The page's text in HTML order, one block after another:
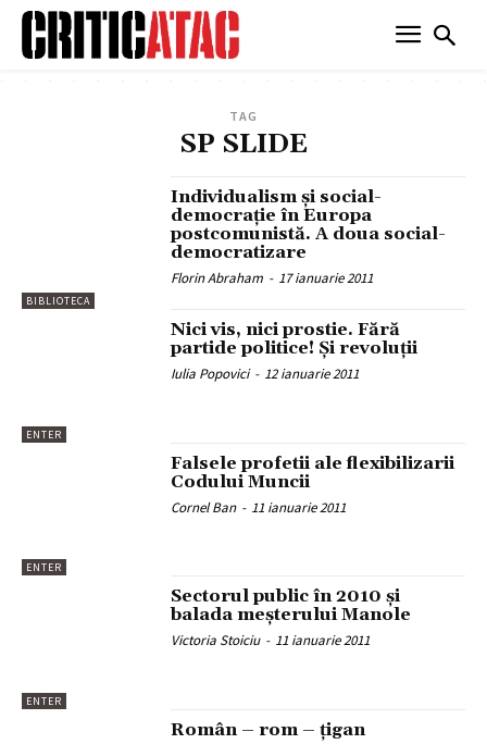
TAG
SP SLIDE
BIBLIOTECA
Individualism şi social-
democraţie în Europa
postcomunistă. A doua social-
democratizare
Florin Abraham - 17 ianuarie 2011
ENTER
Nici vis, nici prostie. Fără
partide politice! Şi revoluţii
Iulia Popovici - 12 ianuarie 2011
ENTER
Falsele profetii ale flexibilizarii
Codului Muncii
Cornel Ban - 11 ianuarie 2011
ENTER
Sectorul public în 2010 şi
balada meşterului Manole
Victoria Stoiciu - 11 ianuarie 2011
Român – rom – țigan